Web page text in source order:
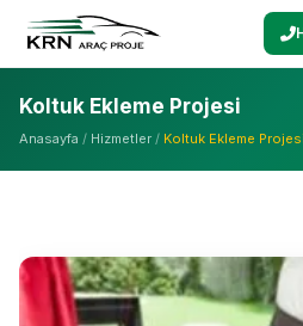
Koltuk Ekleme Projesi
Anasayfa / Hizmetler / Koltuk Ekleme Projesi